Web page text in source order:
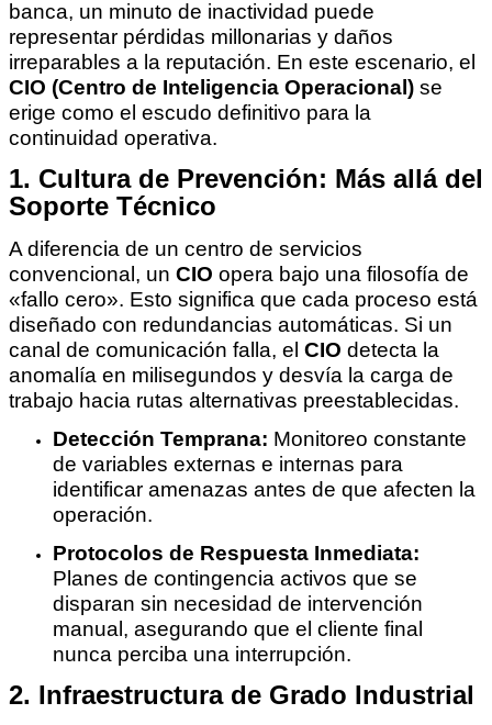
banca, un minuto de inactividad puede
representar pérdidas millonarias y daños
irreparables a la reputación. En este escenario, el
CIO (Centro de Inteligencia Operacional) se
erige como el escudo definitivo para la
continuidad operativa.
1. Cultura de Prevención: Más allá del
Soporte Técnico
A diferencia de un centro de servicios
convencional, un CIO opera bajo una filosofía de
«fallo cero». Esto significa que cada proceso está
diseñado con redundancias automáticas. Si un
canal de comunicación falla, el CIO detecta la
anomalía en milisegundos y desvía la carga de
trabajo hacia rutas alternativas preestablecidas.
Detección Temprana: Monitoreo constante
de variables externas e internas para
identificar amenazas antes de que afecten la
operación.
Protocolos de Respuesta Inmediata:
Planes de contingencia activos que se
disparan sin necesidad de intervención
manual, asegurando que el cliente final
nunca perciba una interrupción.
2. Infraestructura de Grado Industrial